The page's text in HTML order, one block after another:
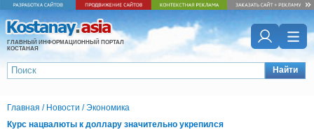
ГЛАВНЫЙ ИНФОРМАЦИОННЫЙ ПОРТАЛ
КОСТАНАЯ
Найти
Главная / Новости /Экономика
Курс нацвалюты к доллару значительно укрепился